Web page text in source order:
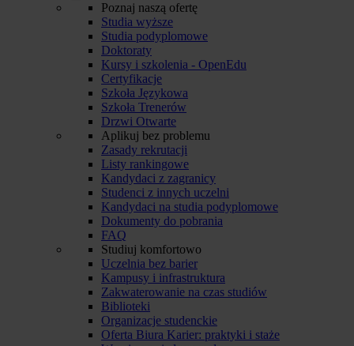
Poznaj naszą ofertę
Studia wyższe
Studia podyplomowe
Doktoraty
Kursy i szkolenia - OpenEdu
Certyfikacje
Szkoła Językowa
Szkoła Trenerów
Drzwi Otwarte
Aplikuj bez problemu
Zasady rekrutacji
Listy rankingowe
Kandydaci z zagranicy
Studenci z innych uczelni
Kandydaci na studia podyplomowe
Dokumenty do pobrania
FAQ
Studiuj komfortowo
Uczelnia bez barier
Kampusy i infrastruktura
Zakwaterowanie na czas studiów
Biblioteki
Organizacje studenckie
Oferta Biura Karier: praktyki i staże